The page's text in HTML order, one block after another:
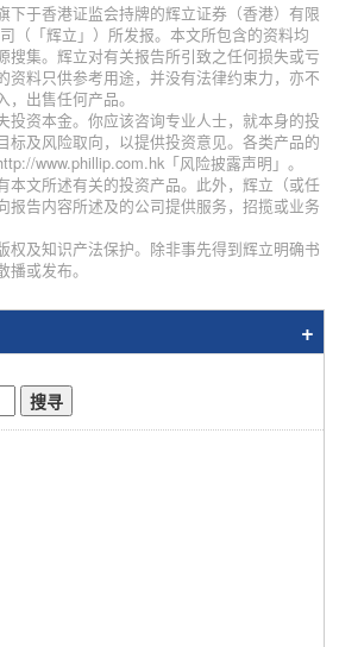
下于香港证监会持牌的辉立证券（香港）有限
（「辉立」）所发报。本文所包含的资料均
搜集。辉立对有关报告所引致之任何损失或亏
资料只供参考用途，并没有法律约束力，亦不
出售任何产品。
投资本金。你应该咨询专业人士，就本身的投
标及风险取向，以提供投资意见。各类产品的
www.phillip.com.hk「风险披露声明」。
本文所述有关的投资产品。此外，辉立（或任
报告内容所述及的公司提供服务，招揽或业务
权及知识产法保护。除非事先得到辉立明确书
或发布。